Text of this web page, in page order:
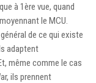
à 1ère vue, quand
le MCU.
de ce qui existe
adaptent
même comme le cas
ils prennent